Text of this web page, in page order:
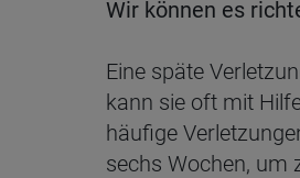
Wir können es
Eine späte
kann sie oft mit
häufige
sechs Wochen, um